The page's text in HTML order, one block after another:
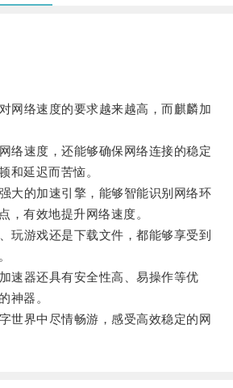
络速度的要求越来越高，而麒麟加
速度，还能够确保网络连接的稳定
和延迟而苦恼。
的加速引擎，能够智能识别网络环
，有效地提升网络速度。
游戏还是下载文件，都能够享受到
器还具有安全性高、易操作等优
神器。
界中尽情畅游，感受高效稳定的网